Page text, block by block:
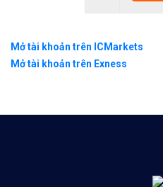
Mở tài khoản trên ICMarkets
Mở tài khoản trên Exness